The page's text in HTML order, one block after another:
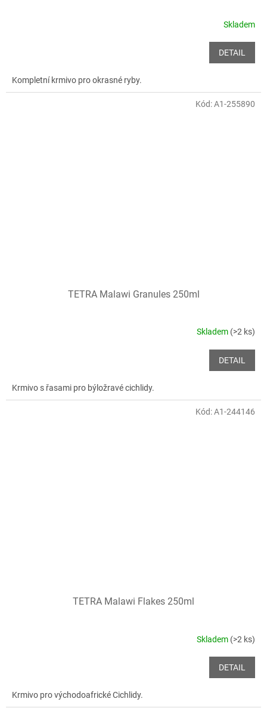
Skladem
DETAIL
Kompletní krmivo pro okrasné ryby.
TETRA Malawi Granules 250ml
Skladem (>2 ks)
DETAIL
Krmivo s řasami pro býložravé cichlidy.
Kód:A1-255890
TETRA Malawi Flakes 250ml
Skladem (>2 ks)
DETAIL
Krmivo pro východoafrické Cichlidy.
Kód:A1-244146